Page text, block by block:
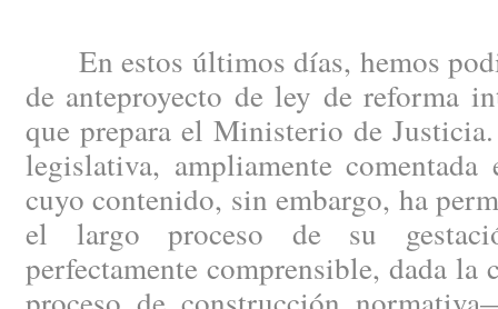
En estos últimos días, hemos
de anteproyecto de ley de reforma
que prepara el Ministerio de
legislativa, ampliamente
cuyo contenido, sin embargo, ha
el largo proceso de su
perfectamente comprensible, dada